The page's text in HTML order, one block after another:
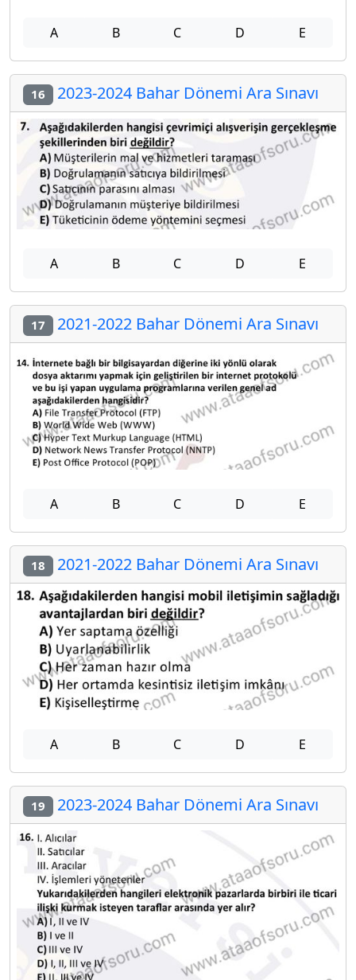
A B C D E
16 2023-2024 Bahar Dönemi Ara Sınavı
A B C D E
17 2021-2022 Bahar Dönemi Ara Sınavı
A B C D E
18 2021-2022 Bahar Dönemi Ara Sınavı
A B C D E
19 2023-2024 Bahar Dönemi Ara Sınavı